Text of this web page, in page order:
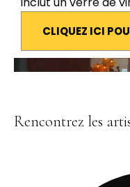
CLIQUEZ ICI
Rencontrez les